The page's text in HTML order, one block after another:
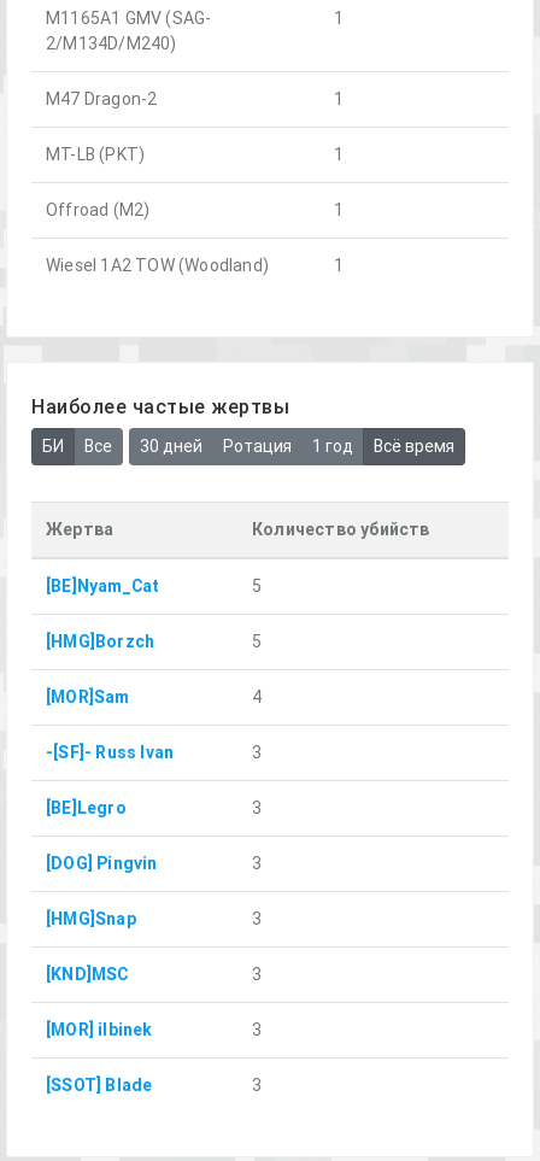
M1165A1 GMV (SAG-
2/M134D/M240)
1
M47 Dragon-2 1
MT-LB (PKT) 1
Offroad (M2) 1
Wiesel 1A2 TOW (Woodland) 1
Наиболее частые жертвы
БИ Все 30 дней Ротация 1 год Всё время
Жертва Количество убийств
[BE]Nyam_Cat 5
[HMG]Borzch 5
[MOR]Sam 4
-[SF]- Russ Ivan 3
[BE]Legro 3
[DOG] Pingvin 3
[HMG]Snap 3
[KND]MSC 3
[MOR] ilbinek 3
[SSOT] Blade 3